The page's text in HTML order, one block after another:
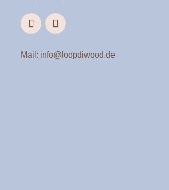
Mail: info@loopdiwood.de